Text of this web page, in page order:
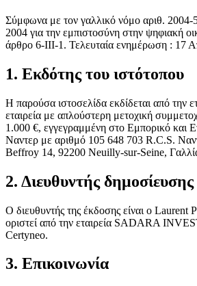
Σύμφωνα με τον γαλλικό νόμο αριθ. 2004-
2004 για την εμπιστοσύνη στην ψηφιακή
άρθρο 6-III-1. Τελευταία ενημέρωση : 17
1. Εκδότης του ιστότοπου
Η παρούσα ιστοσελίδα εκδίδεται από την
εταιρεία με απλούστερη μετοχική
1.000 €, εγγεγραμμένη στο Εμπορικό και
Ναντερ με αριθμό 105 648 703 R.C.S.
Beffroy 14, 92200 Neuilly-sur-Seine,
2. Διευθυντής δημοσίευσης
Ο διευθυντής της έκδοσης είναι ο Laurent
οριστεί από την εταιρεία SADARA
Certyneo.
3. Επικοινωνία